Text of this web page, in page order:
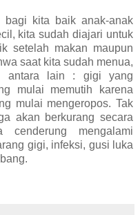
bagi kita baik anak-anak
kita sudah diajari untuk
setelah makan maupun
saat kita sudah menua,
antara lain : gigi yang
mulai memutih karena
mulai mengeropos. Tak
akan berkurang secara
mengalami
gigi, infeksi, gusi luka